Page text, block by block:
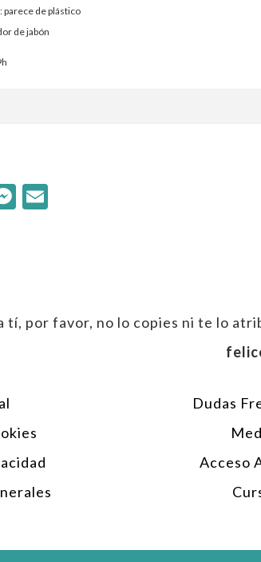
de plástico
de jabón
Messenger
tí, por favor, no lo copies ni te lo
Dudas
Acceso